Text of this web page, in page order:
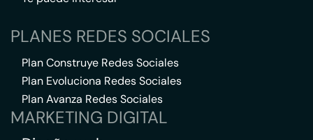
PLANES REDES SOCIALES
Plan Construye Redes Sociales
Plan Evoluciona Redes Sociales
Plan Avanza Redes Sociales
MARKETING DIGITAL